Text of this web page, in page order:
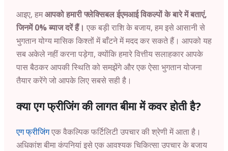
आइए, हमआपको हमारी फ्लेक्सिबल ईएमआई विकल्पों के बारे में बताएं,
जिनमें 0% ब्याज दरें हैं। एक बड़ी राशि के बजाय, हम इसे आसानी से
भुगतान योग्य मासिक किश्तों में बाँटने में मदद कर सकते हैं। आपको यह
सब अकेले नहीं करना पड़ेगा, क्योंकि हमारे वित्तीय सलाहकार आपके
पास बैठकर आपकी स्थिति को समझेंगे और एक ऐसा भुगतान योजना
तैयार करेंगे जो आपके लिए सबसे सही है।
क्या एग फ्रीजिंग की लागत बीमा में कवर होती है?
एग फ्रीजिंगएक वैकल्पिक फर्टिलिटी उपचार की श्रेणी में आता है।
अधिकांश बीमा कंपनियां इसे एक आवश्यक चिकित्सा उपचार के बजाय